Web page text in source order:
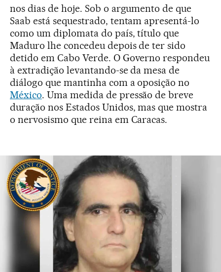
nos dias de hoje. Sob o argumento de que
Saab está sequestrado, tentam apresentá-lo
como um diplomata do país, título que
Maduro lhe concedeu depois de ter sido
detido em Cabo Verde. O Governo respondeu
à extradição levantando-se da mesa de
diálogo que mantinha com a oposição no
México. Uma medida de pressão de breve
duração nos Estados Unidos, mas que mostra
o nervosismo que reina em Caracas.